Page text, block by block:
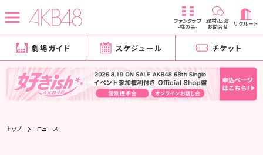
ファンクラブ
-柱の会-
取材/出演
お問合せ リクルート
劇場ガイド スケジュール チケット
トップ ニュース